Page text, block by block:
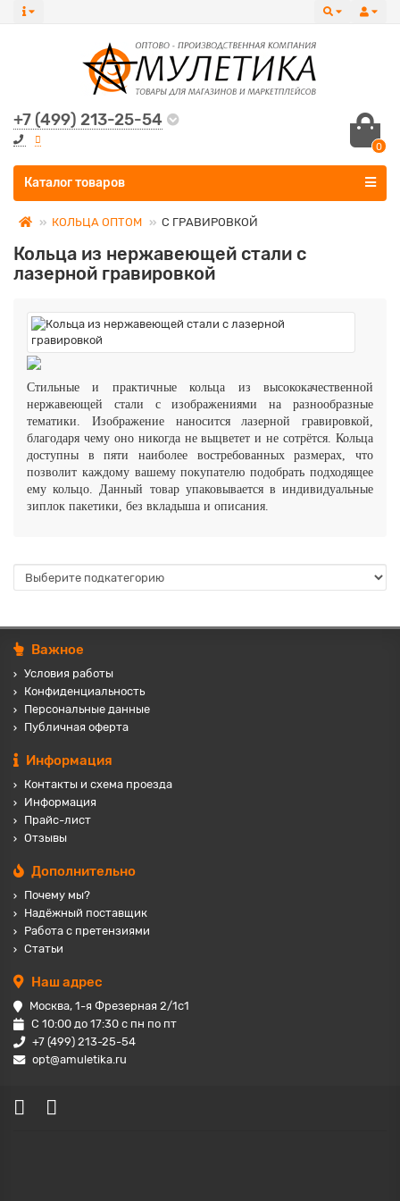
+7 (499) 213-25-54
0
Все категории
Каталог товаров
КОЛЬЦА ОПТОМ С ГРАВИРОВКОЙ
Кольца из нержавеющей стали с
лазерной гравировкой
Стильные и практичные кольца из высококачественной
нержавеющей стали с изображениями на разнообразные
тематики. Изображение наносится лазерной гравировкой,
благодаря чему оно никогда не выцветет и не сотрётся. Кольца
доступны в пяти наиболее востребованных размерах, что
позволит каждому вашему покупателю подобрать подходящее
ему кольцо. Данный товар упаковывается в индивидуальные
зиплок пакетики, без вкладыша и описания.
Важное
Условия работы
Конфиденциальность
Персональные данные
Публичная оферта
Информация
Контакты и схема проезда
Информация
Прайс-лист
Отзывы
Дополнительно
Почему мы?
Надёжный поставщик
Работа с претензиями
Статьи
Наш адрес
Москва, 1-я Фрезерная 2/1с1
С 10:00 до 17:30 с пн по пт
+7 (499) 213-25-54
opt@amuletika.ru